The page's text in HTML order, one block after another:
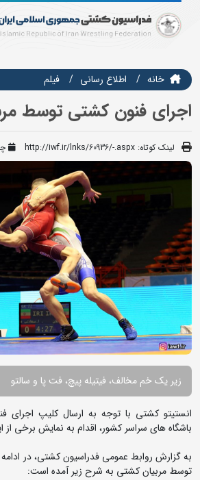
خانه اطلاع رسانی فيلم
اجرای فنون کشتی توسط
لینک کوتاه: http://iwf.ir/lnks/60936/-.aspx
زیر یک خم مخالف، فیتیله پیچ، فت پا و سالتو
انستیتو کشتی با توجه به ارسال کلیپ اجرای
باشگاه های سراسر کشور، اقدام به نمایش برخی
به گزارش روابط عمومی فدراسیون کشتی، در
توسط مربیان کشتی به شرح زیر آمده است: